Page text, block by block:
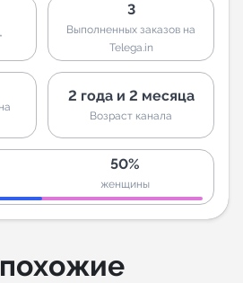
3
Выполненных заказов на
Telega.in
2 года и 2 месяца
Возраст канала
50%
женщины